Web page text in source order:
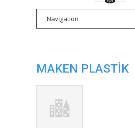
MAKEN PLASTİK